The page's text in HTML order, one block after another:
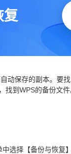
复
动保存的副本。要
找到WPS的备份文
选择【备份与恢复